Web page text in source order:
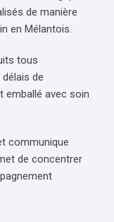
de manière
en Mélantois.
tous
de
emballé avec soin
communique
de concentrer